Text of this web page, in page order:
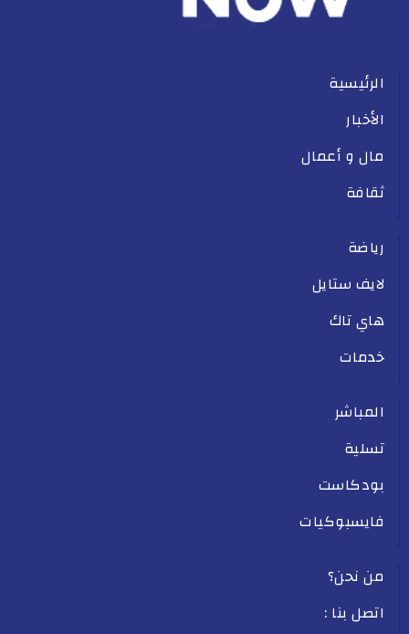
الرئيسية
الأخبار
مال و أعمال
ثقافة
رياضة
لايف ستايل
هاي تاك
خدمات
المباشر
تسلية
بودكاست
فايسبوكيات
من نحن؟
اتصل بنا :